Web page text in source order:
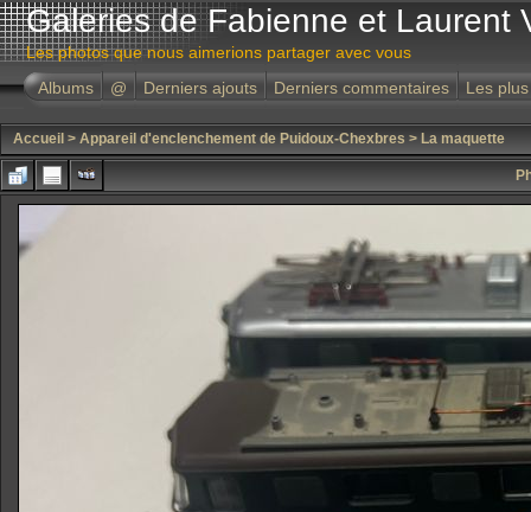
Galeries de Fabienne et Laurent
Les photos que nous aimerions partager avec vous
Albums
@ Derniers ajouts Derniers commentaires Les
Accueil > Appareil d'enclenchement de Puidoux-Chexbres > La maquette